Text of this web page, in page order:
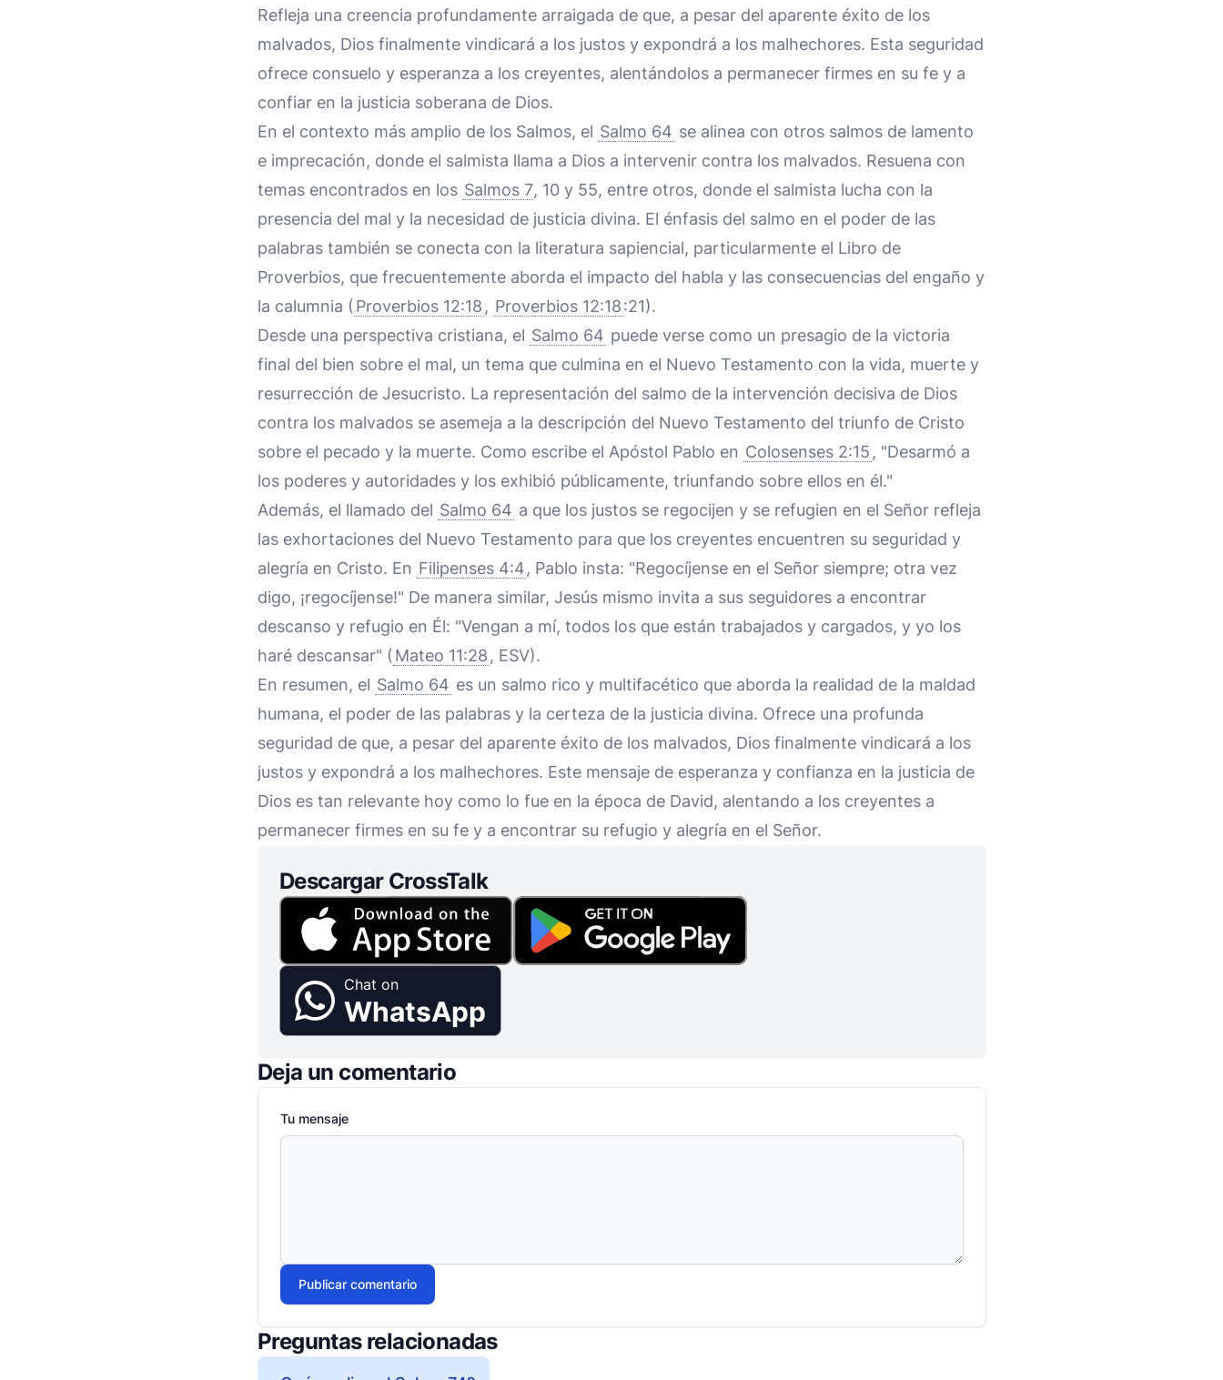
Refleja una creencia profundamente arraigada de que, a pesar del aparente éxito de los
malvados, Dios finalmente vindicará a los justos y expondrá a los malhechores. Esta seguridad
ofrece consuelo y esperanza a los creyentes, alentándolos a permanecer firmes en su fe y a
confiar en la justicia soberana de Dios.
En el contexto más amplio de los Salmos, el Salmo 64 se alinea con otros salmos de lamento
e imprecación, donde el salmista llama a Dios a intervenir contra los malvados. Resuena con
temas encontrados en los Salmos 7, 10 y 55, entre otros, donde el salmista lucha con la
presencia del mal y la necesidad de justicia divina. El énfasis del salmo en el poder de las
palabras también se conecta con la literatura sapiencial, particularmente el Libro de
Proverbios, que frecuentemente aborda el impacto del habla y las consecuencias del engaño y
la calumnia ( Proverbios 12:18 , Proverbios 12:18:21).
Desde una perspectiva cristiana, el Salmo 64 puede verse como un presagio de la victoria
final del bien sobre el mal, un tema que culmina en el Nuevo Testamento con la vida, muerte y
resurrección de Jesucristo. La representación del salmo de la intervención decisiva de Dios
contra los malvados se asemeja a la descripción del Nuevo Testamento del triunfo de Cristo
sobre el pecado y la muerte. Como escribe el Apóstol Pablo en Colosenses 2:15 , "Desarmó a
los poderes y autoridades y los exhibió públicamente, triunfando sobre ellos en él."
Además, el llamado del Salmo 64 a que los justos se regocijen y se refugien en el Señor refleja
las exhortaciones del Nuevo Testamento para que los creyentes encuentren su seguridad y
alegría en Cristo. En Filipenses 4:4, Pablo insta: "Regocíjense en el Señor siempre; otra vez
digo, ¡regocíjense!" De manera similar, Jesús mismo invita a sus seguidores a encontrar
descanso y refugio en Él: "Vengan a mí, todos los que están trabajados y cargados, y yo los
haré descansar" ( Mateo 11:28 , ESV).
En resumen, el Salmo 64 es un salmo rico y multifacético que aborda la realidad de la maldad
humana, el poder de las palabras y la certeza de la justicia divina. Ofrece una profunda
seguridad de que, a pesar del aparente éxito de los malvados, Dios finalmente vindicará a los
justos y expondrá a los malhechores. Este mensaje de esperanza y confianza en la justicia de
Dios es tan relevante hoy como lo fue en la época de David, alentando a los creyentes a
permanecer firmes en su fe y a encontrar su refugio y alegría en el Señor.
Descargar CrossTalk
Chat on
WhatsApp
Deja un comentario
Tu mensaje
Publicar comentario
Preguntas relacionadas